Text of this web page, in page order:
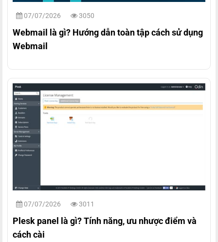
07/07/2026 3050
Webmail là gì? Hướng dẫn toàn tập cách sử dụng
Webmail
07/07/2026 3011
Plesk panel là gì? Tính năng, ưu nhược điểm và
cách cài